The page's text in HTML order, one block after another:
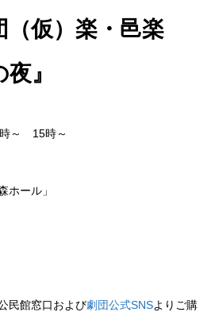
（仮）楽・邑楽
』
～ 15時～
ホール」
民館窓口および劇団公式SNSよりご購